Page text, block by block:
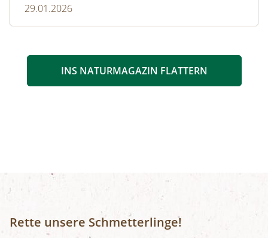
29.01.2026
INS NATURMAGAZIN FLATTERN
Rette unsere Schmetterlinge!